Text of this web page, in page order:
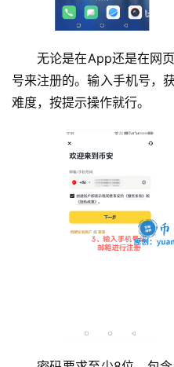
无论是在App还是在网
号来注册的。输入手机号，
难度，按提示操作就行。